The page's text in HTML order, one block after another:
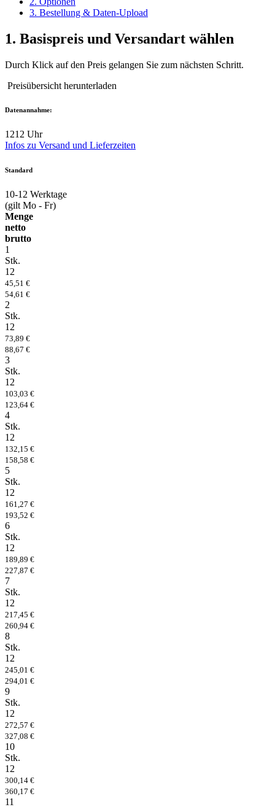
3. Bestellung & Daten-Upload
1. Basispreis und Versandart wählen
Durch Klick auf den Preis gelangen Sie zum nächsten Schritt.
Preisübersicht herunterladen
Datenannahme:
1212 Uhr
Infos zu Versand und Lieferzeiten
Standard
10-12 Werktage
(gilt Mo - Fr)
Menge
netto
brutto
1
Stk.
12
45,51 €
54,61 €
2
Stk.
12
73,89 €
88,67 €
3
Stk.
12
103,03 €
123,64 €
4
Stk.
12
132,15 €
158,58 €
5
Stk.
12
161,27 €
193,52 €
6
Stk.
12
189,89 €
227,87 €
7
Stk.
12
217,45 €
260,94 €
8
Stk.
12
245,01 €
294,01 €
9
Stk.
12
272,57 €
327,08 €
10
Stk.
12
300,14 €
360,17 €
11